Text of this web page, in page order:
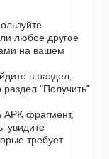
любое другое
на вашем
в раздел,
раздел "Получить"
фрагмент,
увидите
требует